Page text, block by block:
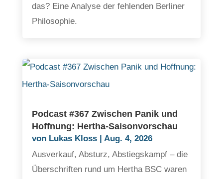
das? Eine Analyse der fehlenden Berliner
Philosophie.
Podcast #367 Zwischen Panik und
Hoffnung: Hertha-Saisonvorschau
von Lukas Kloss| Aug. 4, 2026
Ausverkauf, Absturz, Abstiegskampf – die
Überschriften rund um Hertha BSC waren